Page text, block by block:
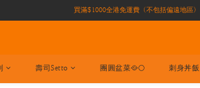
買滿$1000全港免運費（不包括偏遠地區）
買滿$1000全港免運費（不包括偏遠地區）
買滿$1000全港免運費（不包括偏遠地區）
壽司Setto 團圓盆菜🥘🌕 刺身丼飯